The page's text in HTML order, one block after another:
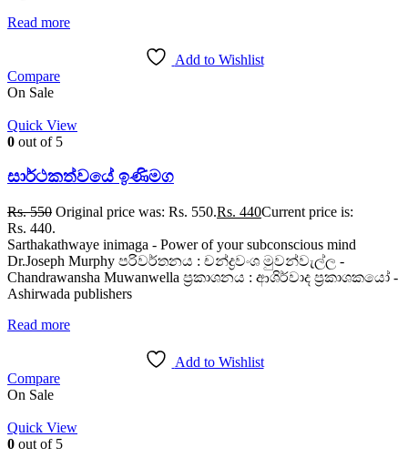
Read more
Add to Wishlist
Compare
On Sale
Quick View
0 out of 5
සාර්ථකත්වයේ ඉණිමග
Rs.550 Original price was: Rs. 550.Rs. 440Current price is:
Rs. 440.
Sarthakathwaye inimaga - Power of your subconscious mind
Dr.Joseph Murphy පරිවර්තනය : චන්ද්‍රවංශ මුවන්වැල්ල -
Chandrawansha Muwanwella ප්‍රකාශනය : ආශිර්වාද ප්‍රකාශකයෝ -
Ashirwada publishers
Read more
Add to Wishlist
Compare
On Sale
Quick View
0 out of 5